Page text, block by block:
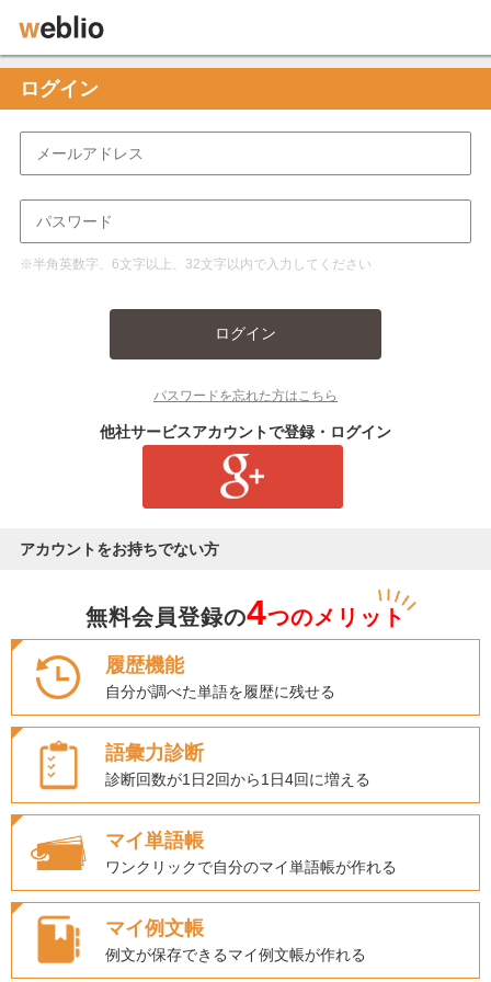
ログイン
※半角英数字、6文字以上、32文字以内で入力してください
ログイン
パスワードを忘れた方はこちら
他社サービスアカウントで登録・ログイン
アカウントをお持ちでない方
無料会員登録の4つのメリット
履歴機能
自分が調べた単語を履歴に残せる
語彙力診断
診断回数が1日2回から1日4回に増える
マイ単語帳
ワンクリックで自分のマイ単語帳が作れる
マイ例文帳
例文が保存できるマイ例文帳が作れる